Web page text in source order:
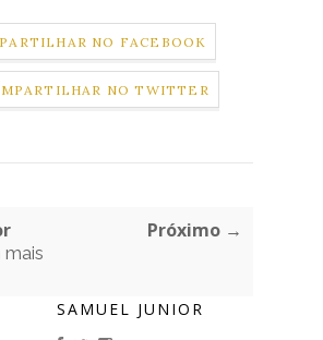
NO FACEBOOK
NO TWITTER
Próximo →
SAMUEL JUNIOR